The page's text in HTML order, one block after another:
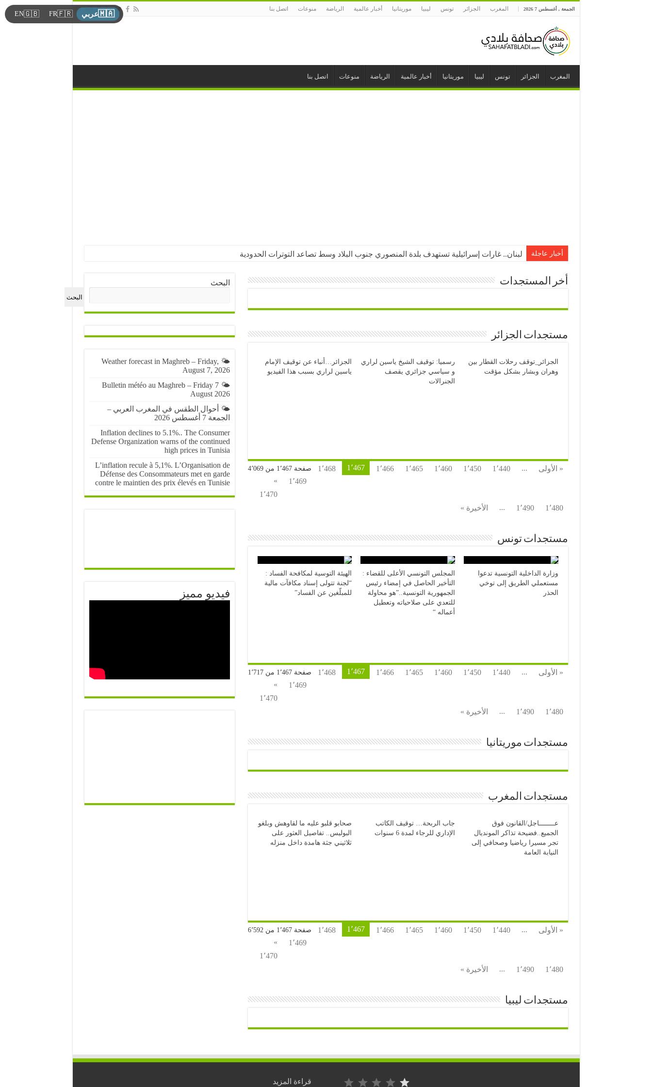
الجمعة , أغسطس 7 2026 المغرب الجزائر تونس ليبيا موريتانيا أخبار عالمية الرياضة منوعات اتصل بنا
المغرب الجزائر تونس ليبيا موريتانيا أخبار عالمية الرياضة منوعات اتصل بنا
أخبار عاجلة لبنان.. غارات إسرائيلية تستهدف بلدة المنصوري جنوب البلاد وسط تصاعد التوترات الحدودية
أخر المستجدات
مستجدات الجزائر
الجزائر_توقف رحلات القطار بين
وهران وبشار بشكل مؤقت
رسميا: توقيف الشيخ ياسين لراري
و سياسي جزائري يقصف
الجنرالات
الجزائر…أنباء عن توقيف الإمام
ياسين لراري بسبب هذا الفيديو
صفحة 1٬467 من 4٬069 « الأولى ... 1٬440 1٬450 1٬460 1٬465 1٬466 1٬467
1٬468
1٬469
»
1٬470
1٬480
1٬490 ... الأخيرة »
مستجدات تونس
وزارة الداخلية التونسية تدعوا
مستعملي الطريق إلى توخي
الحذر
المجلس التونسي الأعلى للقضاء :
التأخير الحاصل في إمضاء رئيس
الجمهورية التونسية..”هو محاولة
للتعدي على صلاحياته وتعطيل
أعماله “
الهيئة التوسية لمكافحة الفساد :
“لجنة تتولى إسناد مكافآت مالية
للمبلّغين عن الفساد”
صفحة 1٬467 من 1٬717 « الأولى ... 1٬440 1٬450 1٬460 1٬465 1٬466 1٬467
1٬468
1٬469
»
1٬470
1٬480
1٬490 ... الأخيرة »
مستجدات موريتانيا
مستجدات المغرب
عــــــــاجل/القانون فوق
الجميع..فضيحة تذاكر المونديال
تجر مسيرا رياضيا وصحافي إلى
النيابة العامة
جاب الربحة… توقيف الكاتب
الإداري للرجاء لمدة 6 سنوات
صحابو قلبو عليه ما لقاوهش وبلغو
البوليس.. تفاصيل العثور على
ثلاثيني جثة هامدة داخل منزله
صفحة 1٬467 من 6٬592 « الأولى ... 1٬440 1٬450 1٬460 1٬465 1٬466 1٬467
1٬468
1٬469
»
1٬470
1٬480
1٬490 ... الأخيرة »
مستجدات ليبيا
البحث
البحث
🌤️ Weather forecast in Maghreb – Friday,
August 7, 2026
🌤️ Bulletin météo au Maghreb – Friday 7
August 2026
🌤️ أحوال الطقس في المغرب العربي –
الجمعة 7 أغسطس 2026
Inflation declines to 5.1%.. The Consumer
Defense Organization warns of the continued
high prices in Tunisia
L’inflation recule à 5,1%. L’Organisation de
Défense des Consommateurs met en garde
contre le maintien des prix élevés en Tunisie
فيديو مميز
قراءة المزيد
🇲🇦عربي 🇫🇷
FR
🇬🇧
EN